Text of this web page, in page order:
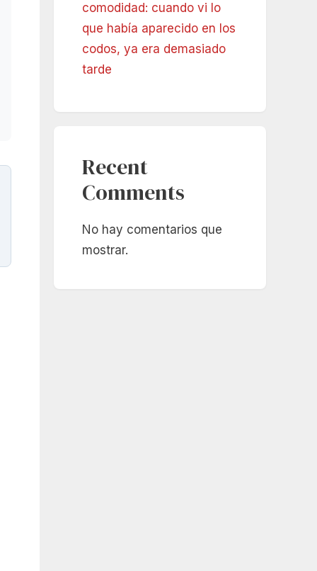
comodidad: cuando vi lo
que había aparecido en los
codos, ya era demasiado
tarde
Recent
Comments
No hay comentarios que
mostrar.